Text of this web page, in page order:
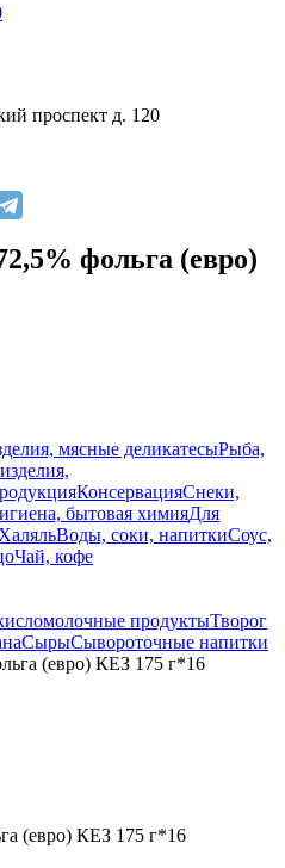
проспект д. 120
фольга (евро)
мясные деликатесыРыба,
КонсервацияСнеки,
бытовая химияДля
ХаляльВоды, соки, напиткиСоус,
Чай, кофе
продуктыТворог
СырыСывороточные напитки
(евро) КЕЗ 175 г*16
(евро) КЕЗ 175 г*16